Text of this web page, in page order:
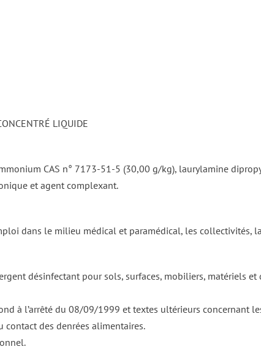
LIQUIDE
CAS n° 7173-51-5 (30,00 g/kg), laurylamine
et agent complexant.
dans le milieu médical et paramédical, les collectivités,
désinfectant pour sols, surfaces, mobiliers, matériels
à l’arrêté du 08/09/1999 et textes ultérieurs concernant
des denrées alimentaires.